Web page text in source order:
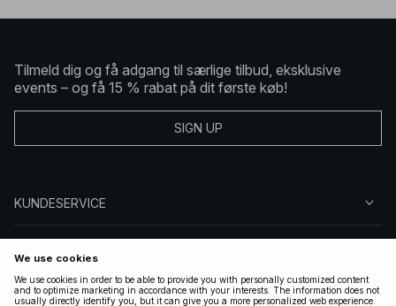
Tilmeld dig og få adgang til særlige tilbud, eksklusive
events – og få 15 % rabat på dit første køb!
SIGN UP
KUNDESERVICE
FØLG OS